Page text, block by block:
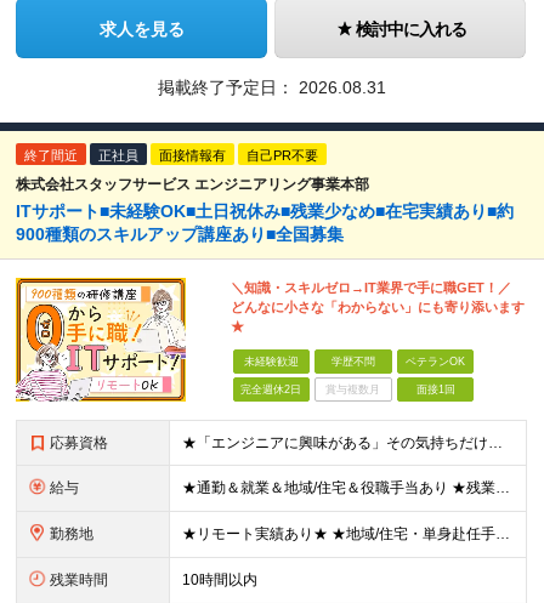
求人を見る 検討中に入れる
掲載終了予定日： 2026.08.31
終了間近 正社員 面接情報有 自己PR不要
株式会社スタッフサービス エンジニアリング事業本部
ITサポート■未経験OK■土日祝休み■残業少なめ■在宅実績あり■約
900種類のスキルアップ講座あり■全国募集
＼知識・スキルゼロ→IT業界で手に職GET！／
どんなに小さな「わからない」にも寄り添います
★
未経験歓迎 学歴不問 ベテランOK
完全週休2日 賞与複数月 面接1回
応募資格 ★「エンジニアに興味がある」その気持ちだけでOK！ ■学歴不問 ■IT知識・実務経験は一切不問！未経験・第二新卒大歓迎 ★ITサポート・IT事務やエンジニアの経験をお持ちの方は優遇します！ 地方在住
給与 ★通勤＆就業＆地域/住宅＆役職手当あり ★残業代は全額支給 ★選べる給与制度あり！ ■東京・神奈川・千葉・埼玉勤務の場合 月給24.5万円～55万円＋諸手当 （残業代は全額支給） (20,000円の
勤務地 ★リモート実績あり★ ★地域/住宅・単身赴任手当などサポートも万全 ★転任費用や寮・社宅制度も完備しています ★勤務地については希望を考慮の上、決定します 『地元で働きたい』『新天地で挑戦したい』と
残業時間 10時間以内